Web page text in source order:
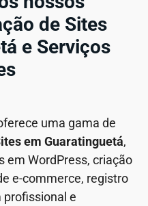
de Sites
e Serviços
uma gama de
em Guaratinguetá,
em WordPress, criação
e-commerce, registro
profissional e